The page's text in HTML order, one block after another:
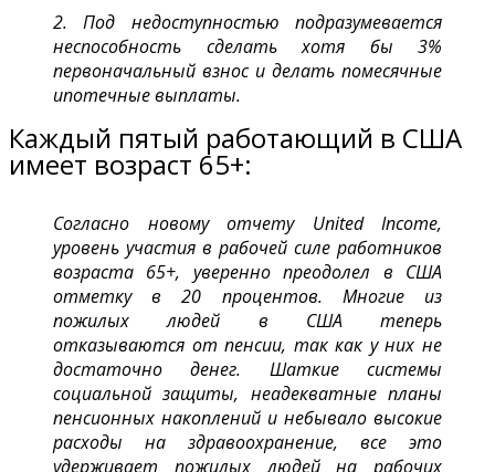
2. Под недоступностью подразумевается
неспособность сделать хотя бы 3%
первоначальный взнос и делать помесячные
ипотечные выплаты.
Каждый пятый работающий в США
имеет возраст 65+:
Согласно новому отчету United Income,
уровень участия в рабочей силе работников
возраста 65+, уверенно преодолел в США
отметку в 20 процентов. Многие из
пожилых людей в США теперь
отказываются от пенсии, так как у них не
достаточно денег. Шаткие системы
социальной защиты, неадекватные планы
пенсионных накоплений и небывало высокие
расходы на здравоохранение, все это
удерживает пожилых людей на рабочих